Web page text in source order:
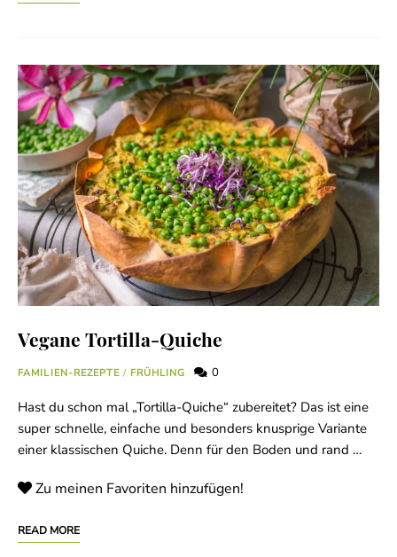
Vegane Tortilla-Quiche
FAMILIEN-REZEPTE / FRÜHLING 0
Hast du schon mal „Tortilla-Quiche“ zubereitet? Das ist eine
super schnelle, einfache und besonders knusprige Variante
einer klassischen Quiche. Denn für den Boden und rand …
Zu meinen Favoriten hinzufügen!
READ MORE